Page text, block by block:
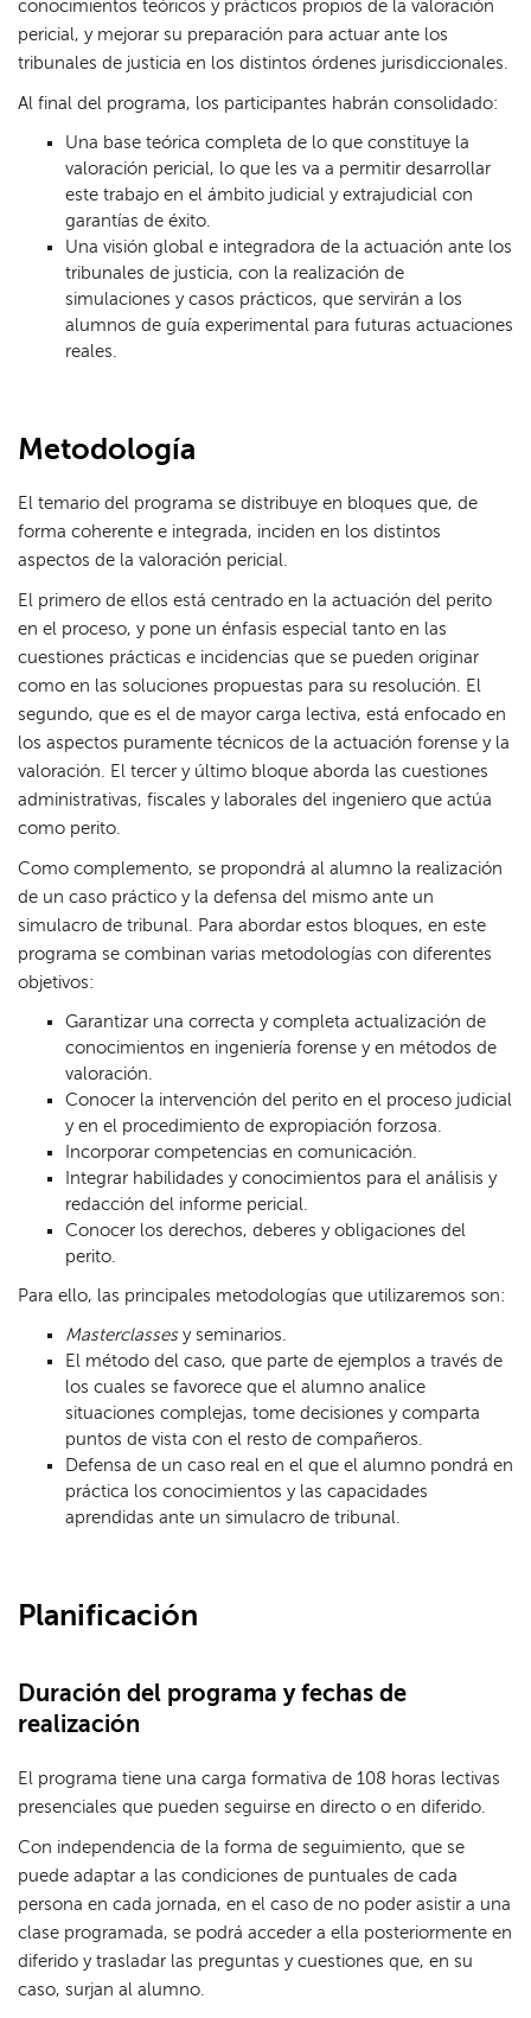
conocimientos teóricos y prácticos propios de la valoración
pericial, y mejorar su preparación para actuar ante los
tribunales de justicia en los distintos órdenes jurisdiccionales.
Al final del programa, los participantes habrán consolidado:
Una base teórica completa de lo que constituye la
valoración pericial, lo que les va a permitir desarrollar
este trabajo en el ámbito judicial y extrajudicial con
garantías de éxito.
Una visión global e integradora de la actuación ante los
tribunales de justicia, con la realización de
simulaciones y casos prácticos, que servirán a los
alumnos de guía experimental para futuras actuaciones
reales.
Metodología
El temario del programa se distribuye en bloques que, de
forma coherente e integrada, inciden en los distintos
aspectos de la valoración pericial.
El primero de ellos está centrado en la actuación del perito
en el proceso, y pone un énfasis especial tanto en las
cuestiones prácticas e incidencias que se pueden originar
como en las soluciones propuestas para su resolución. El
segundo, que es el de mayor carga lectiva, está enfocado en
los aspectos puramente técnicos de la actuación forense y la
valoración. El tercer y último bloque aborda las cuestiones
administrativas, fiscales y laborales del ingeniero que actúa
como perito.
Como complemento, se propondrá al alumno la realización
de un caso práctico y la defensa del mismo ante un
simulacro de tribunal. Para abordar estos bloques, en este
programa se combinan varias metodologías con diferentes
objetivos:
Garantizar una correcta y completa actualización de
conocimientos en ingeniería forense y en métodos de
valoración.
Conocer la intervención del perito en el proceso judicial
y en el procedimiento de expropiación forzosa.
Incorporar competencias en comunicación.
Integrar habilidades y conocimientos para el análisis y
redacción del informe pericial.
Conocer los derechos, deberes y obligaciones del
perito.
Para ello, las principales metodologías que utilizaremos son:
Masterclasses y seminarios.
El método del caso, que parte de ejemplos a través de
los cuales se favorece que el alumno analice
situaciones complejas, tome decisiones y comparta
puntos de vista con el resto de compañeros.
Defensa de un caso real en el que el alumno pondrá en
práctica los conocimientos y las capacidades
aprendidas ante un simulacro de tribunal.
Planificación
Duración del programa y fechas de
realización
El programa tiene una carga formativa de 108 horas lectivas
presenciales que pueden seguirse en directo o en diferido.
Con independencia de la forma de seguimiento, que se
puede adaptar a las condiciones de puntuales de cada
persona en cada jornada, en el caso de no poder asistir a una
clase programada, se podrá acceder a ella posteriormente en
diferido y trasladar las preguntas y cuestiones que, en su
caso, surjan al alumno.